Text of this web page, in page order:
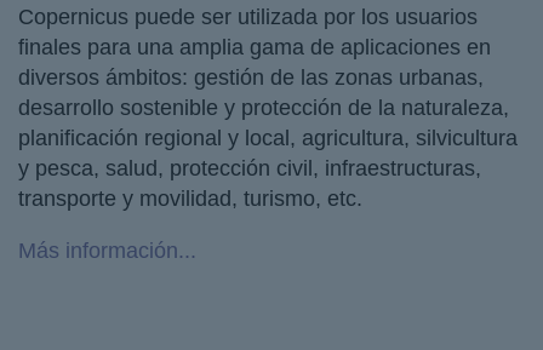
Copernicus puede ser utilizada por los usuarios
finales para una amplia gama de aplicaciones en
diversos ámbitos: gestión de las zonas urbanas,
desarrollo sostenible y protección de la naturaleza,
planificación regional y local, agricultura, silvicultura
y pesca, salud, protección civil, infraestructuras,
transporte y movilidad, turismo, etc.
Más información...